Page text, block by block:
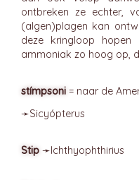
ontbreken ze echter,
(algen)plagen kan
deze kringloop hopen
ammoniak zo hoog op,
stímpsoni = naar de
➛Sicyópterus
Stip ➛Ichthyophthirius